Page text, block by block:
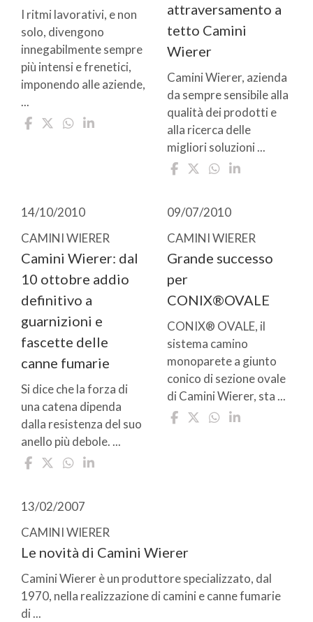
I ritmi lavorativi, e non
solo, divengono
innegabilmente sempre
più intensi e frenetici,
imponendo alle aziende,
...
attraversamento a
tetto Camini
Wierer
Camini Wierer, azienda
da sempre sensibile alla
qualità dei prodotti e
alla ricerca delle
migliori soluzioni ...
14/10/2010
CAMINI WIERER
Camini Wierer: dal
10 ottobre addio
definitivo a
guarnizioni e
fascette delle
canne fumarie
Si dice che la forza di
una catena dipenda
dalla resistenza del suo
anello più debole. ...
09/07/2010
CAMINI WIERER
Grande successo
per
CONIX®OVALE
CONIX® OVALE, il
sistema camino
monoparete a giunto
conico di sezione ovale
di Camini Wierer, sta ...
13/02/2007
CAMINI WIERER
Le novità di Camini Wierer
Camini Wierer è un produttore specializzato, dal
1970, nella realizzazione di camini e canne fumarie
di ...